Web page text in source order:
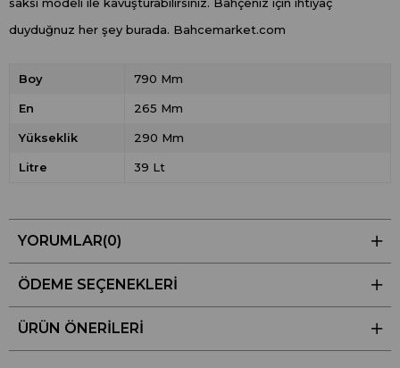
saksı modeli ile kavuşturabilirsiniz. Bahçeniz için ihtiyaç
duyduğnuz her şey burada. Bahcemarket.com
Boy 790 Mm
En 265 Mm
Yükseklik 290 Mm
Litre 39 Lt
YORUMLAR(0)
ÖDEME SEÇENEKLERI
ÜRÜN ÖNERILERI